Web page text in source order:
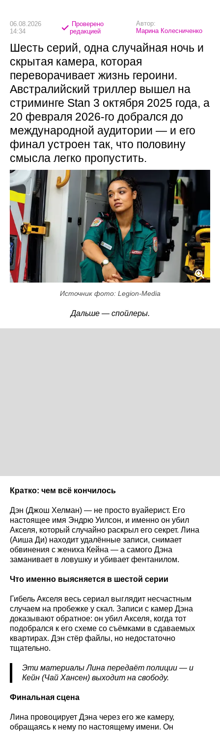
06.08.2026
14:34
Проверено
редакцией
Автор:
Марина Колесниченко
Шесть серий, одна случайная ночь и
скрытая камера, которая
переворачивает жизнь героини.
Австралийский триллер вышел на
стриминге Stan 3 октября 2025 года, а
20 февраля 2026-го добрался до
международной аудитории — и его
финал устроен так, что половину
смысла легко пропустить.
Источник фото: Legion-Media
Дальше — спойлеры.
Кратко: чем всё кончилось
Дэн (Джош Хелман) — не просто вуайерист. Его
настоящее имя Эндрю Уилсон, и именно он убил
Акселя, который случайно раскрыл его секрет. Лина
(Аиша Ди) находит удалённые записи, снимает
обвинения с жениха Кейна — а самого Дэна
заманивает в ловушку и убивает фентанилом.
Что именно выясняется в шестой серии
Гибель Акселя весь сериал выглядит несчастным
случаем на пробежке у скал. Записи с камер Дэна
доказывают обратное: он убил Акселя, когда тот
подобрался к его схеме со съёмками в сдаваемых
квартирах. Дэн стёр файлы, но недостаточно
тщательно.
Эти материалы Лина передаёт полиции — и
Кейн (Чай Хансен) выходит на свободу.
Финальная сцена
Лина провоцирует Дэна через его же камеру,
обращаясь к нему по настоящему имени. Он